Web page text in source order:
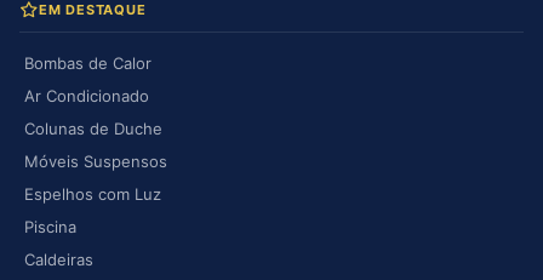
EM DESTAQUE
Bombas de Calor
Ar Condicionado
Colunas de Duche
Móveis Suspensos
Espelhos com Luz
Piscina
Caldeiras